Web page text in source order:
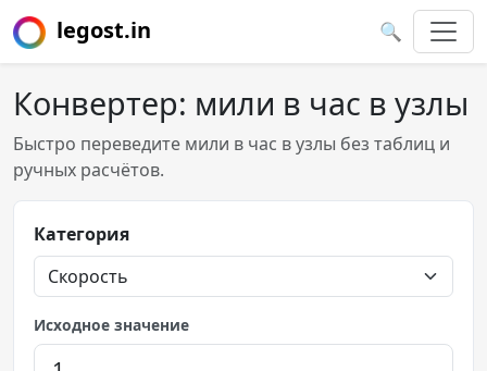
legost.in 🔍
Конвертер: мили в час в узлы
Быстро переведите мили в час в узлы без таблиц и
ручных расчётов.
Категория
Исходное значение